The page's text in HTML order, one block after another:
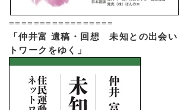
=================
「仲井富 遺稿・回想 未知との出会い
トワークをゆく」